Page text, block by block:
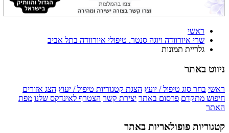
ראשי
שרי איורוודה ויוגה סנטר. טיפולי איורוודה בתל אביב
גלריית תמונות
ניווט באתר
ראשי בחר סוג טיפול / יועץ הצגת קטגוריות טיפול / יעוץ הצג אזורים
חיפוש מתקדם פרסום באתר יצירת קשר הצטרף לאינדקס שלנו מפת
האתר
קטגוריות פופולאריות באתר